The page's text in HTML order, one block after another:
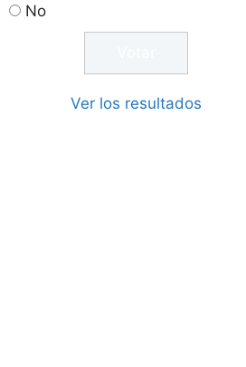
No
Ver los resultados